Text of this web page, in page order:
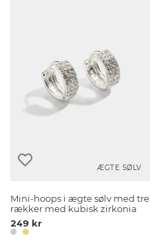
ÆGTE SØLV
Mini-hoops i ægte sølv med tre
rækker med kubisk zirkonia
249 kr